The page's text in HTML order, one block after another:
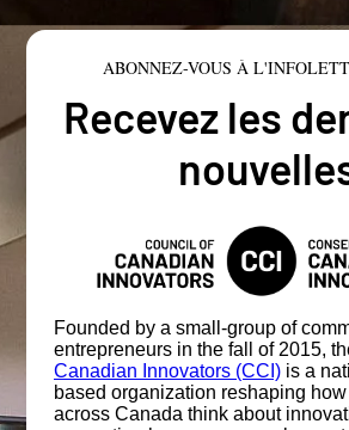
ABONNEZ-VOUS À
Recevez les